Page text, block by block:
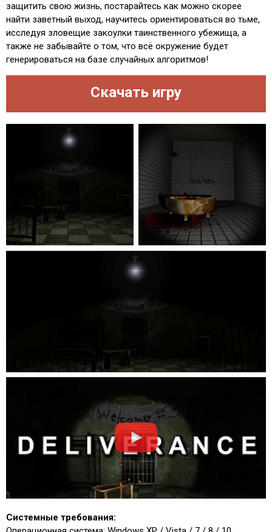
защитить свою жизнь, постарайтесь как можно скорее
найти заветный выход, научитесь ориентироваться во тьме,
исследуя зловещие закоулки таинственного убежища, а
также не забывайте о том, что всё окружение будет
генерироваться на базе случайных алгоритмов!
Скачать игру
Системные требования: